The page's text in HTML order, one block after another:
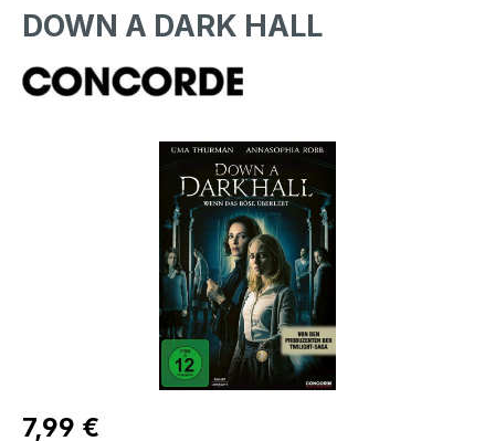
DOWN A DARK HALL
Bildergalerie überspringen
Regulärer Preis:
7,99 €